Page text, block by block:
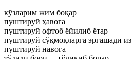
кўзларим жим боқар
пуштируй ҳавога
пуштируй офтоб ёйилиб ётар
пуштируй сўқмоқларга эргашади из
пуштируй навога